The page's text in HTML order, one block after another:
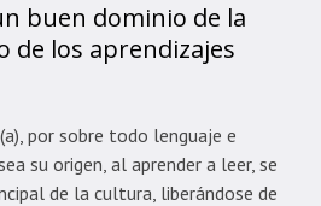
buen dominio de la
de los aprendizajes
por sobre todo lenguaje e
su origen, al aprender a leer, se
de la cultura, liberándose de